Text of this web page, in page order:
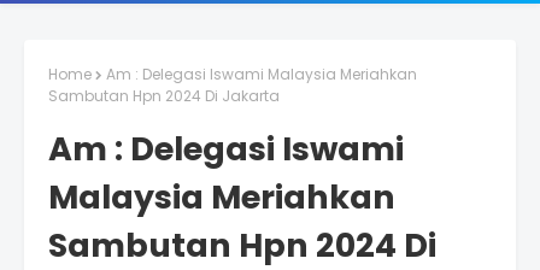
Home
Am : Delegasi Iswami Malaysia Meriahkan
Sambutan Hpn 2024 Di Jakarta
Am : Delegasi Iswami
Malaysia Meriahkan
Sambutan Hpn 2024 Di